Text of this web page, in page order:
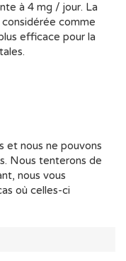
à 4 mg / jour. La
comme
efficace pour la
et nous ne pouvons
Nous tenterons de
nous vous
où celles-ci